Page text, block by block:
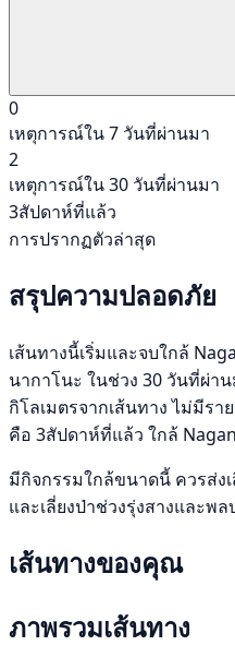
0
เหตุการณ์ใน 7 วันที่ผ่านมา
2
เหตุการณ์ใน 30 วันที่ผ่านมา
3สัปดาห์ที่แล้ว
การปรากฏตัวล่าสุด
สรุปความปลอดภัย
เส้นทางนี้เริ่มและจบใกล้
นากาโนะ ในช่วง 30 วันที่ผ่า
กิโลเมตรจากเส้นทาง ไม่มีร
คือ 3สัปดาห์ที่แล้ว ใกล้
มีกิจกรรมใกล้ขนาดนี้ ควรส่ง
และเลี่ยงป่าช่วงรุ่งสางและพล
เส้นทางของคุณ
ภาพรวมเส้นทาง